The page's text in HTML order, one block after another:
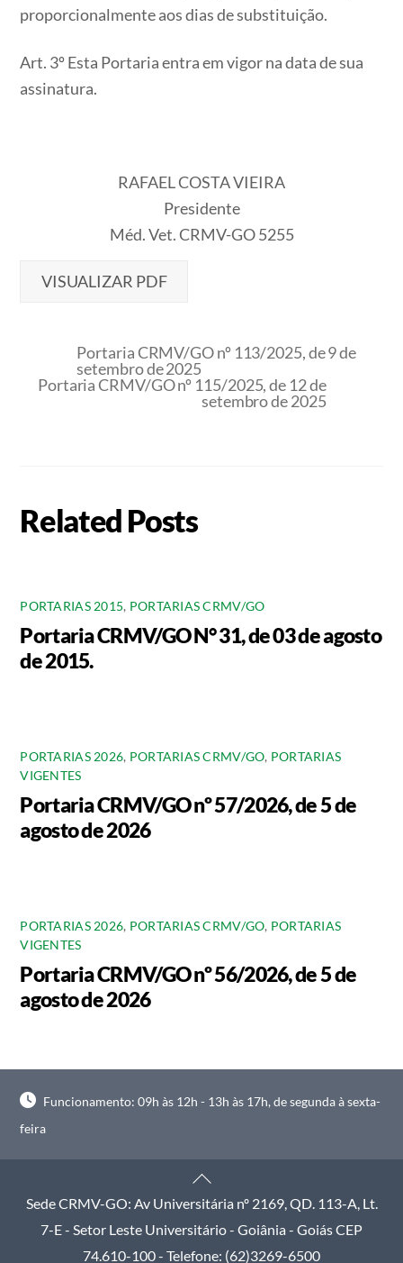
proporcionalmente aos dias de substituição.
​​​​​​​Art. 3º Esta Portaria entra em vigor na data de sua
assinatura.
RAFAEL COSTA VIEIRA
Presidente
Méd. Vet. CRMV-GO 5255
VISUALIZAR PDF
Portaria CRMV/GO nº 113/2025, de 9 de
setembro de 2025
Portaria CRMV/GO nº 115/2025, de 12 de
setembro de 2025
Related Posts
PORTARIAS 2015, PORTARIAS CRMV/GO
Portaria CRMV/GO N° 31, de 03 de agosto
de 2015.
PORTARIAS 2026, PORTARIAS CRMV/GO, PORTARIAS
VIGENTES
Portaria CRMV/GO nº 57/2026, de 5 de
agosto de 2026
PORTARIAS 2026, PORTARIAS CRMV/GO, PORTARIAS
VIGENTES
Portaria CRMV/GO nº 56/2026, de 5 de
agosto de 2026
Funcionamento: 09h às 12h - 13h às 17h, de segunda à sexta-
feira
Back
To
Top
Sede CRMV-GO: Av Universitária nº 2169, QD. 113-A, Lt.
7-E - Setor Leste Universitário - Goiânia - Goiás CEP
74.610-100 - Telefone: (62)3269-6500